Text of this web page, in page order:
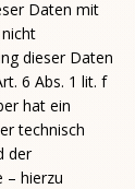
Daten mit
dieser Daten
6 Abs. 1 lit. f
hat ein
technisch
der
– hierzu